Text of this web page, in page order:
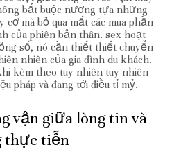
bắt buộc nương tựa những
cơ mà bỏ qua mất các mua phần
của phiên bản thân. sex hoạt
số, nó cần thiết thiết chuyển
nhiên của gia đình du khách.
kèm theo tuy nhiên tuy nhiên
pháp và đang tới điều tỉ mỷ.
vận giữa lòng tin và
thực tiễn